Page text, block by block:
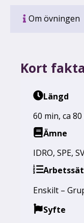
Om övningen
Kort
Längd
60 min, ca
Ämne
IDRO, SPE,
Enskilt –
Syfte